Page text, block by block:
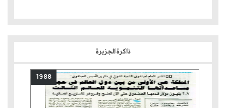
ذاكرة الجزيرة
1988